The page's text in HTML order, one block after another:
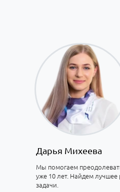
Дарья Михеева
Мы помогаем
уже 10 лет. Найдем
задачи.